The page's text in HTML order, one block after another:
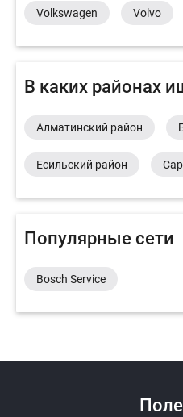
Volkswagen Volvo
В каких районах
Алматинский район
Есильский район
Популярные сети
Bosch Service